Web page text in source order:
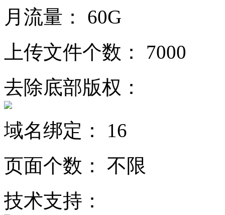
月流量：
60G
上传文件个数：
7000
去除底部版权：
域名绑定：
16
页面个数：
不限
技术支持：